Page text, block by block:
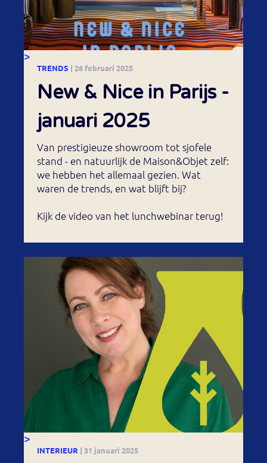
>
TRENDS | 26 februari 2025
New & Nice in Parijs -
januari 2025
Van prestigieuze showroom tot sjofele
stand - en natuurlijk de Maison&Objet zelf:
we hebben het allemaal gezien. Wat
waren de trends, en wat blijft bij?
Kijk de video van het lunchwebinar terug!
>
INTERIEUR | 31 januari 2025